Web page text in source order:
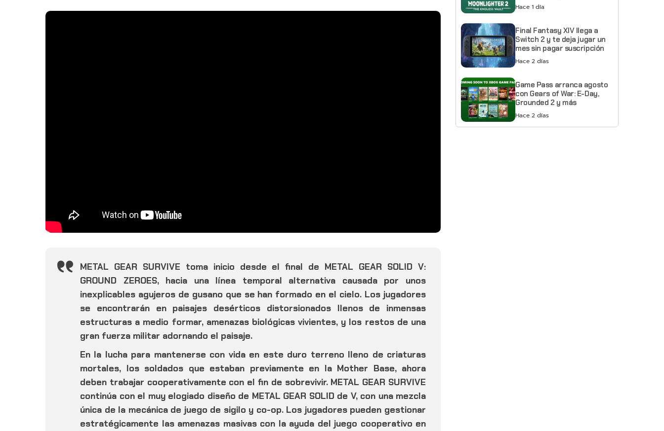
METAL GEAR SURVIVE toma inicio desde el final de METAL GEAR SOLID V:
GROUND ZEROES, hacia una línea temporal alternativa causada por unos
inexplicables agujeros de gusano que se han formado en el cielo. Los jugadores
se encontrarán en paisajes desérticos distorsionados llenos de inmensas
estructuras a medio formar, amenazas biológicas vivientes, y los restos de una
gran fuerza militar adornando el paisaje.
En la lucha para mantenerse con vida en este duro terreno lleno de criaturas
mortales, los soldados que estaban previamente en la Mother Base, ahora
deben trabajar cooperativamente con el fin de sobrevivir. METAL GEAR SURVIVE
continúa con el muy elogiado diseño de METAL GEAR SOLID de V, con una mezcla
única de la mecánica de juego de sigilo y co-op. Los jugadores pueden gestionar
estratégicamente las amenazas masivas con la ayuda del juego cooperativo en
Hace 1 día
Final Fantasy XIV llega a
Switch 2 y te deja jugar un
mes sin pagar suscripción
Hace 2 días
Game Pass arranca agosto
con Gears of War: E-Day,
Grounded 2 y más
Hace 2 días